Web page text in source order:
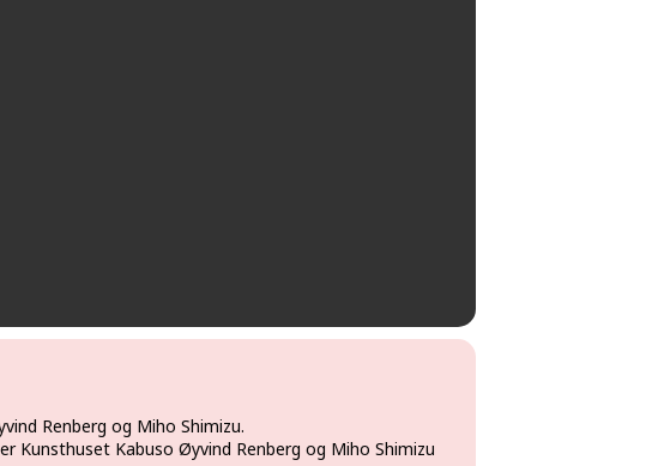
Renberg og Miho Shimizu.
Kunsthuset Kabuso Øyvind Renberg og Miho Shimizu